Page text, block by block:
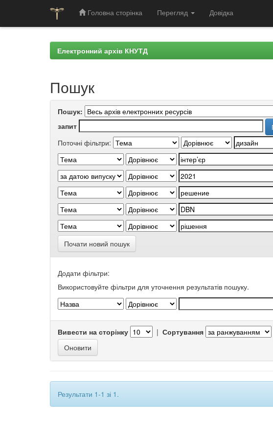
Головна сторінка Перегляд Довідка
Електронний архів КНУТД
Пошук
Пошук:
запит
Поточні фільтри:
Почати новий пошук
Додати фільтри:
Використовуйте фільтри для уточнення результатів пошуку.
Вивести на сторінку | Сортування
Результати 1-1 зі 1.